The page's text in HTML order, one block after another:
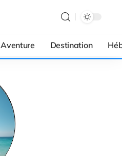
Aventure Destination